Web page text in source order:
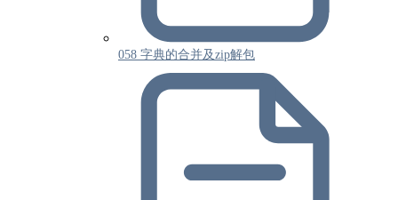
058 字典的合并及zip解包